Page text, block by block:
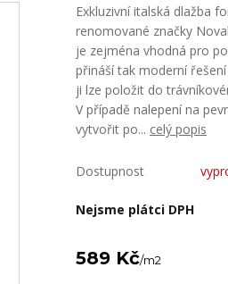
Exkluzivní italská dlažba
renomované značky
je zejména vhodná pro
přináší tak moderní
ji lze položit do
V případě nalepení na
vytvořit po... celý popis
Dostupnost
Nejsme plátci DPH
589 Kč/m2